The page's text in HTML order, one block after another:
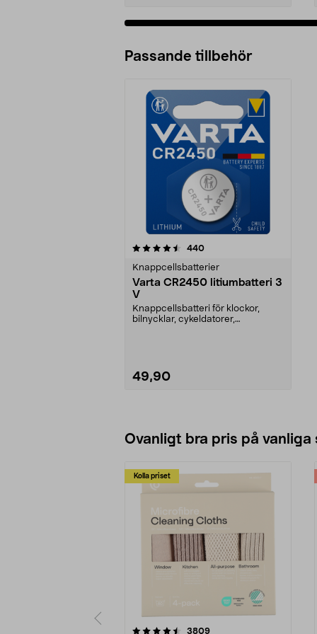
Passande tillbehör
440recensioner
Knappcellsbatterier
Varta CR2450 litiumbatteri 3
V
Knappcellsbatteri för klockor,
bilnycklar, cykeldatorer,
49,90
Ovanligt bra pris på vanliga
Kolla priset
3809recensioner
4.0av 5 stjärnor